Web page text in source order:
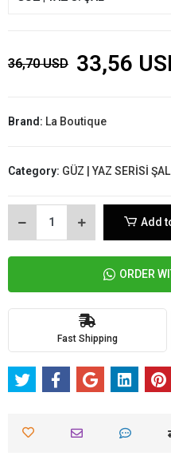
36,70 USD 33,56
Brand: La Boutique
Category: GÜZ | YAZ SERİSİ ŞAL
Add
ORDER
Fast Shipping